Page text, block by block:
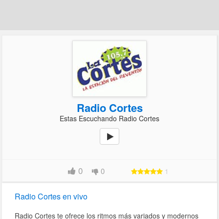
Radio Cortes
Estas Escuchando Radio Cortes
0 0 1
Radio Cortes en vivo
Radio Cortes te ofrece los ritmos más variados y modernos